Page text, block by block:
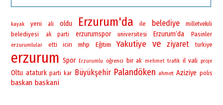
kayak yeni ali oldu Erzurum'da ile belediye milletvekili
belediyesi ak parti erzurumspor universitesi Erzurum’da Pasinler
erzurumlular etti icin mhp Eğitim Yakutiye ve ziyaret turkiye
erzurum Spor Erzurumlu öğrenci bir ak mehmet trafik il vali proje
Oltu ataturk parti kar Büyükşehir Palandöken ahmet Aziziye polis
baskan baskani